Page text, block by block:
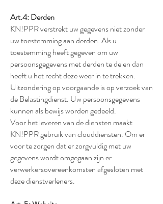
Art.4: Derden
KN!PPR verstrekt uw gegevens niet zonder
uw toestemming aan derden. Als u
toestemming heeft gegeven om uw
persoonsgegevens met derden te delen dan
heeft u het recht deze weer in te trekken.
Uitzondering op voorgaande is op verzoek van
de Belastingdienst. Uw persoonsgegevens
kunnen als bewijs worden gedeeld.
Voor het leveren van de diensten maakt
KN!PPR gebruik van clouddiensten. Om er
voor te zorgen dat er zorgvuldig met uw
gegevens wordt omgegaan zijn er
verwerkersovereenkomsten afgesloten met
deze dienstverleners.